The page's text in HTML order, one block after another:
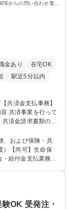
からの問い合わせ電話
金あり
在宅OK
駅近5分以内
済金請求書類の受
療機関等からの問
務全般を担当 ■専
作業 ■加入者様や
、および保険・共
）【尚可】生命保
給付金支払業務経
OK 受発注・